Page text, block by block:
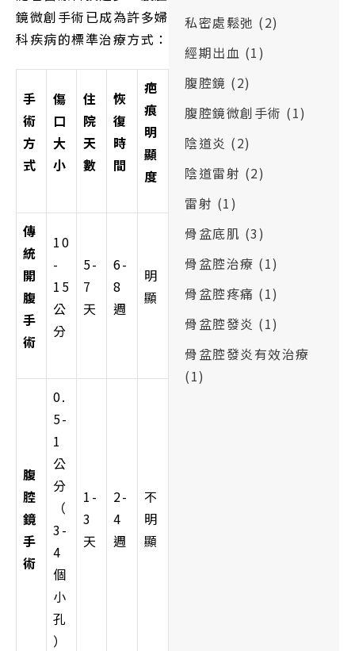
鏡微創手術已成為許多婦
科疾病的標準治療方式：
手
術
方
式
傷
口
大
小
住
院
天
數
恢
復
時
間
疤
痕
明
顯
度
傳
統
開
腹
手
術
10
-
15
公
分
5-
7
天
6-
8
週
明
顯
腹
腔
鏡
手
術
0.
5-
1
公
分
（
3-
4
個
小
孔
）
1-
3
天
2-
4
週
不
明
顯
私密處鬆弛 (2)
經期出血 (1)
腹腔鏡 (2)
腹腔鏡微創手術 (1)
陰道炎 (2)
陰道雷射 (2)
雷射 (1)
骨盆底肌 (3)
骨盆腔治療 (1)
骨盆腔疼痛 (1)
骨盆腔發炎 (1)
骨盆腔發炎有效治療
(1)